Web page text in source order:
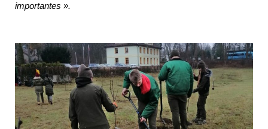
importantes ».